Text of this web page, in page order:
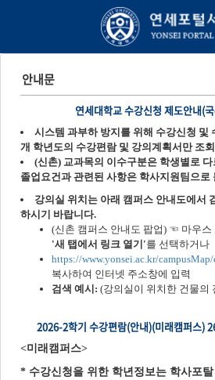
안내문
연세대학교 수강신청 제도안내(
2026-2학기 수강편람(안내)(미래캠퍼스)